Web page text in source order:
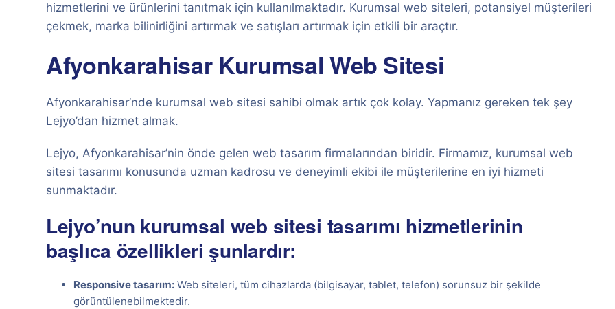
hizmetlerini ve ürünlerini tanıtmak için kullanılmaktadır. Kurumsal web siteleri, potansiyel müşterileri
çekmek, marka bilinirliğini artırmak ve satışları artırmak için etkili bir araçtır.
Afyonkarahisar Kurumsal Web Sitesi
Afyonkarahisar’nde kurumsal web sitesi sahibi olmak artık çok kolay. Yapmanız gereken tek şey
Lejyo’dan hizmet almak.
Lejyo, Afyonkarahisar’nin önde gelen web tasarım firmalarından biridir. Firmamız, kurumsal web
sitesi tasarımı konusunda uzman kadrosu ve deneyimli ekibi ile müşterilerine en iyi hizmeti
sunmaktadır.
Lejyo’nun kurumsal web sitesi tasarımı hizmetlerinin
başlıca özellikleri şunlardır:
Responsive tasarım: Web siteleri, tüm cihazlarda (bilgisayar, tablet, telefon) sorunsuz bir şekilde
görüntülenebilmektedir.